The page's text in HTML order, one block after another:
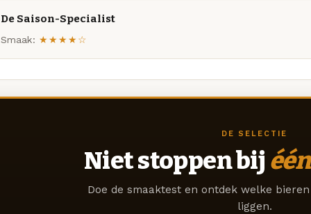
De Saison-Specialist
Smaak: ★★★★☆
DE SELECTIE
Niet stoppen bij één
Doe de smaaktest en ontdek welke
liggen.